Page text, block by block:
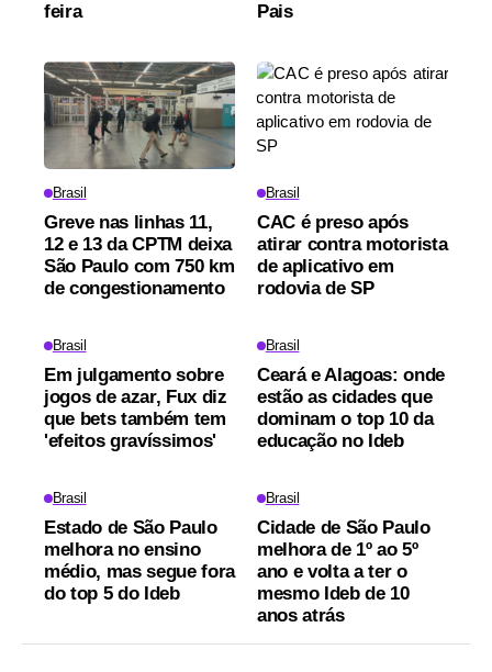
feira
Pais
Brasil
Greve nas linhas 11,
12 e 13 da CPTM deixa
São Paulo com 750 km
de congestionamento
Brasil
CAC é preso após
atirar contra motorista
de aplicativo em
rodovia de SP
Brasil
Em julgamento sobre
jogos de azar, Fux diz
que bets também tem
'efeitos gravíssimos'
Brasil
Ceará e Alagoas: onde
estão as cidades que
dominam o top 10 da
educação no Ideb
Brasil
Estado de São Paulo
melhora no ensino
médio, mas segue fora
do top 5 do Ideb
Brasil
Cidade de São Paulo
melhora de 1º ao 5º
ano e volta a ter o
mesmo Ideb de 10
anos atrás